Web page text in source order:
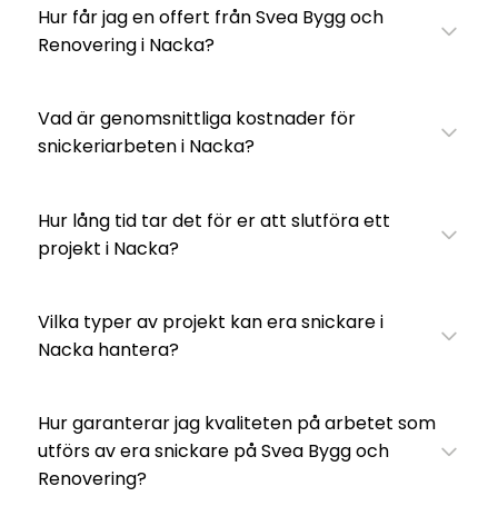
Hur får jag en offert från Svea Bygg och
Renovering i Nacka?
Vad är genomsnittliga kostnader för
snickeriarbeten i Nacka?
Hur lång tid tar det för er att slutföra ett
projekt i Nacka?
Vilka typer av projekt kan era snickare i
Nacka hantera?
Hur garanterar jag kvaliteten på arbetet som
utförs av era snickare på Svea Bygg och
Renovering?